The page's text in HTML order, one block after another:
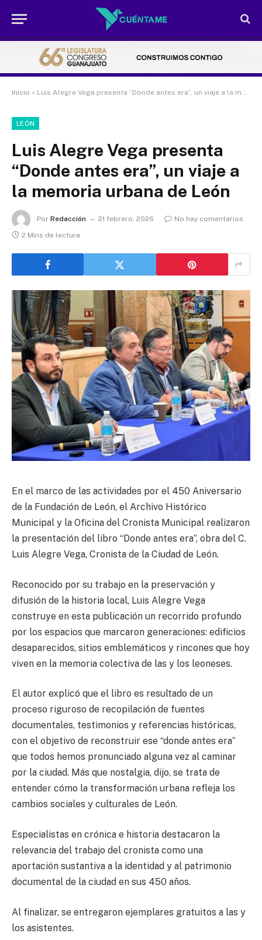
Inicio » Luis Alegre Vega presenta “Donde antes era”, un viaje a la memoria urbana de León
LEÓN
Luis Alegre Vega presenta
“Donde antes era”, un viaje a
la memoria urbana de León
Por Redacción 21 febrero, 2026
No hay comentarios
2 Mins de lectura
En el marco de las actividades por el 450 Aniversario
de la Fundación de León, el Archivo Histórico
Municipal y la Oficina del Cronista Municipal realizaron
la presentación del libro “Donde antes era”, obra del C.
Luis Alegre Vega, Cronista de la Ciudad de León.
Reconocido por su trabajo en la preservación y
difusión de la historia local, Luis Alegre Vega
construye en esta publicación un recorrido profundo
por los espacios que marcaron generaciones: edificios
desaparecidos, sitios emblemáticos y rincones que hoy
viven en la memoria colectiva de las y los leoneses.
El autor explicó que el libro es resultado de un
proceso riguroso de recopilación de fuentes
documentales, testimonios y referencias históricas,
con el objetivo de reconstruir ese “donde antes era”
que todos hemos pronunciado alguna vez al caminar
por la ciudad. Más que nostalgia, dijo, se trata de
entender cómo la transformación urbana refleja los
cambios sociales y culturales de León.
Especialistas en crónica e historia destacaron la
relevancia del trabajo del cronista como una
aportación sustantiva a la identidad y al patrimonio
documental de la ciudad en sus 450 años.
Al finalizar, se entregaron ejemplares gratuitos a las y
los asistentes.